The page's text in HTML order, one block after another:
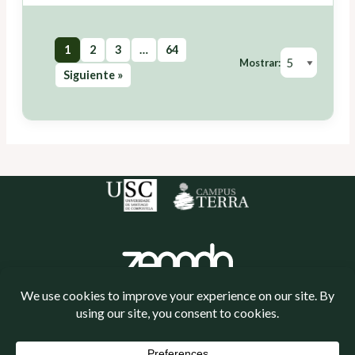
1 2 3 …
64
Siguiente »
Mostrar: